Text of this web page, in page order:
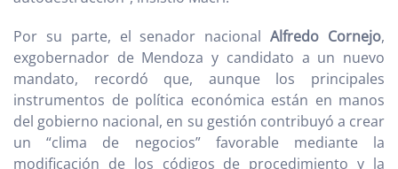
Por su parte, el senador nacionalAlfredo Cornejo,
exgobernador de Mendoza y candidato a un nuevo
mandato, recordó que, aunque los principales
instrumentos de política económica están en manos
del gobierno nacional, en su gestión contribuyó a crear
un “clima de negocios” favorable mediante la
modificación de los códigos de procedimiento y la